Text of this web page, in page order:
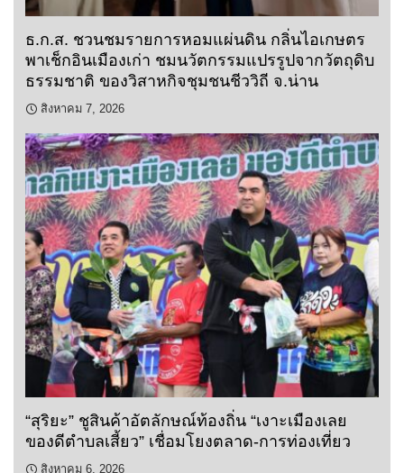
ธ.ก.ส. ชวนชมรายการหอมแผ่นดิน กลิ่นไอเกษตร
พาเช็กอินเมืองเก่า ชมนวัตกรรมแปรรูปจากวัตถุดิบ
ธรรมชาติ ของวิสาหกิจชุมชนชีววิถี จ.น่าน
สิงหาคม 7, 2026
“สุริยะ” ชูสินค้าอัตลักษณ์ท้องถิ่น “เงาะเมืองเลย
ของดีตำบลเสี้ยว” เชื่อมโยงตลาด-การท่องเที่ยว
สิงหาคม 6, 2026